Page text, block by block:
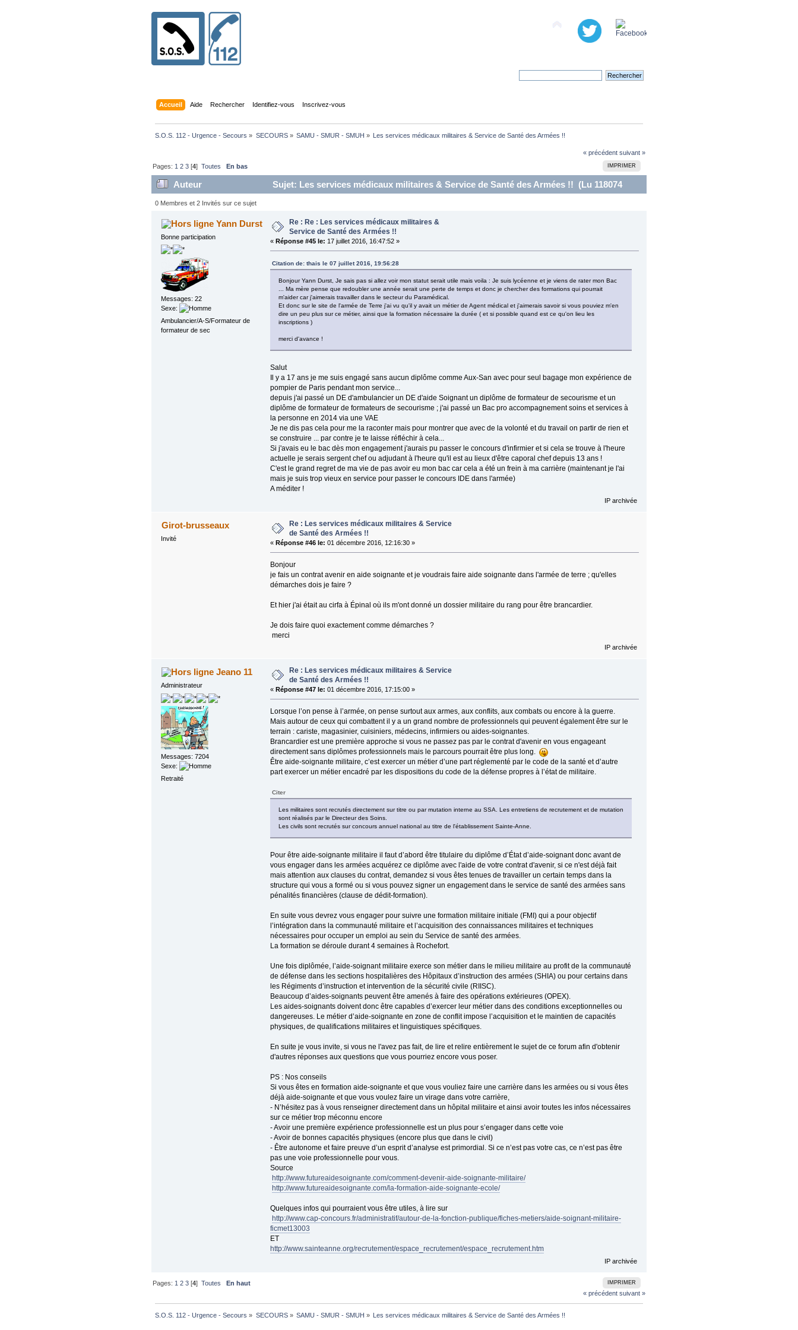
Accueil Aide Rechercher Identifiez-vous Inscrivez-vous
S.O.S. 112 - Urgence - Secours » SECOURS» SAMU - SMUR - SMUH » Les services médicaux militaires & Service de Santé des Armées !!
« précédent suivant »
IMPRIMER
Pages: 1 2 3 [4]Toutes En bas
Auteur
Sujet: Les services médicaux militaires & Service de Santé des Armées !! (Lu 118074
fois)
0 Membres et 2 Invités sur ce sujet
Yann Durst
Bonne participation
Messages: 22
Sexe:
Ambulancier/A-S/Formateur de
formateur de sec
Re : Re : Les services médicaux militaires &
Service de Santé des Armées !!
« Réponse #45 le: 17 juillet 2016, 16:47:52 »
Citation de: thais le 07 juillet 2016, 19:56:28
Bonjour Yann Durst, Je sais pas si allez voir mon statut serait utile mais voila : Je suis lycéenne et je viens de rater mon Bac
... Ma mère pense que redoubler une année serait une perte de temps et donc je chercher des formations qui pourrait
m'aider car j'aimerais travailler dans le secteur du Paramédical.
Et donc sur le site de l'armée de Terre j'ai vu qu'il y avait un métier de Agent médical et j'aimerais savoir si vous pouviez m'en
dire un peu plus sur ce métier, ainsi que la formation nécessaire la durée ( et si possible quand est ce qu'on lieu les
inscriptions )
merci d'avance !
Salut
Il y a 17 ans je me suis engagé sans aucun diplôme comme Aux-San avec pour seul bagage mon expérience de
pompier de Paris pendant mon service...
depuis j'ai passé un DE d'ambulancier un DE d'aide Soignant un diplôme de formateur de secourisme et un
diplôme de formateur de formateurs de secourisme ; j'ai passé un Bac pro accompagnement soins et services à
la personne en 2014 via une VAE
Je ne dis pas cela pour me la raconter mais pour montrer que avec de la volonté et du travail on partir de rien et
se construire ... par contre je te laisse réfléchir à cela...
Si j'avais eu le bac dès mon engagement j'aurais pu passer le concours d'infirmier et si cela se trouve à l'heure
actuelle je serais sergent chef ou adjudant à l'heure qu'il est au lieux d'être caporal chef depuis 13 ans !
C'est le grand regret de ma vie de pas avoir eu mon bac car cela a été un frein à ma carrière (maintenant je l'ai
mais je suis trop vieux en service pour passer le concours IDE dans l'armée)
A méditer !
IP archivée
Girot-brusseaux
Invité
Re : Les services médicaux militaires & Service
de Santé des Armées !!
« Réponse #46 le: 01 décembre 2016, 12:16:30 »
Bonjour
je fais un contrat avenir en aide soignante et je voudrais faire aide soignante dans l'armée de terre ; qu'elles
démarches dois je faire ?
Et hier j'ai était au cirfa à Épinal où ils m'ont donné un dossier militaire du rang pour être brancardier.
Je dois faire quoi exactement comme démarches ?
merci
IP archivée
Jeano 11
Administrateur
Messages: 7204
Sexe:
Retraité
Re : Les services médicaux militaires & Service
de Santé des Armées !!
« Réponse #47 le: 01 décembre 2016, 17:15:00 »
Lorsque l’on pense à l’armée, on pense surtout aux armes, aux conflits, aux combats ou encore à la guerre.
Mais autour de ceux qui combattent il y a un grand nombre de professionnels qui peuvent également être sur le
terrain : cariste, magasinier, cuisiniers, médecins, infirmiers ou aides-soignantes.
Brancardier est une première approche si vous ne passez pas par le contrat d'avenir en vous engageant
directement sans diplômes professionnels mais le parcours pourrait être plus long.
Être aide-soignante militaire, c’est exercer un métier d’une part réglementé par le code de la santé et d’autre
part exercer un métier encadré par les dispositions du code de la défense propres à l’état de militaire.
Citer
Les militaires sont recrutés directement sur titre ou par mutation interne au SSA. Les entretiens de recrutement et de mutation
sont réalisés par le Directeur des Soins.
Les civils sont recrutés sur concours annuel national au titre de l'établissement Sainte-Anne.
Pour être aide-soignante militaire il faut d’abord être titulaire du diplôme d’État d’aide-soignant donc avant de
vous engager dans les armées acquérez ce diplôme avec l'aide de votre contrat d'avenir, si ce n'est déjà fait
mais attention aux clauses du contrat, demandez si vous êtes tenues de travailler un certain temps dans la
structure qui vous a formé ou si vous pouvez signer un engagement dans le service de santé des armées sans
pénalités financières (clause de dédit-formation).
En suite vous devrez vous engager pour suivre une formation militaire initiale (FMI) qui a pour objectif
l’intégration dans la communauté militaire et l’acquisition des connaissances militaires et techniques
nécessaires pour occuper un emploi au sein du Service de santé des armées.
La formation se déroule durant 4 semaines à Rochefort.
Une fois diplômée, l’aide-soignant militaire exerce son métier dans le milieu militaire au profit de la communauté
de défense dans les sections hospitalières des Hôpitaux d’instruction des armées (SHIA) ou pour certains dans
les Régiments d’instruction et intervention de la sécurité civile (RIISC).
Beaucoup d’aides-soignants peuvent être amenés à faire des opérations extérieures (OPEX).
Les aides-soignants doivent donc être capables d’exercer leur métier dans des conditions exceptionnelles ou
dangereuses. Le métier d’aide-soignante en zone de conflit impose l’acquisition et le maintien de capacités
physiques, de qualifications militaires et linguistiques spécifiques.
En suite je vous invite, si vous ne l'avez pas fait, de lire et relire entièrement le sujet de ce forum afin d'obtenir
d'autres réponses aux questions que vous pourriez encore vous poser.
PS : Nos conseils
Si vous êtes en formation aide-soignante et que vous vouliez faire une carrière dans les armées ou si vous êtes
déjà aide-soignante et que vous voulez faire un virage dans votre carrière,
- N’hésitez pas à vous renseigner directement dans un hôpital militaire et ainsi avoir toutes les infos nécessaires
sur ce métier trop méconnu encore
- Avoir une première expérience professionnelle est un plus pour s’engager dans cette voie
- Avoir de bonnes capacités physiques (encore plus que dans le civil)
- Être autonome et faire preuve d’un esprit d’analyse est primordial. Si ce n’est pas votre cas, ce n’est pas être
pas une voie professionnelle pour vous.
Source
http://www.futureaidesoignante.com/comment-devenir-aide-soignante-militaire/
http://www.futureaidesoignante.com/la-formation-aide-soignante-ecole/
Quelques infos qui pourraient vous être utiles, à lire sur
http://www.cap-concours.fr/administratif/autour-de-la-fonction-publique/fiches-metiers/aide-soignant-militaire-
ficmet13003
ET
http://www.sainteanne.org/recrutement/espace_recrutement/espace_recrutement.htm
IP archivée
IMPRIMER
Pages: 1 2 3 [4]Toutes
En haut
« précédent suivant »
S.O.S. 112 - Urgence - Secours » SECOURS» SAMU - SMUR - SMUH » Les services médicaux militaires & Service de Santé des Armées !!